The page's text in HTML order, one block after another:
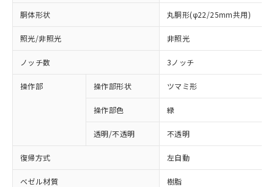
胴体形状 丸胴形(φ22/25mm共用)
照光/非照光 非照光
ノッチ数 3ノッチ
操作部 操作部形状 ツマミ形
操作部色 緑
透明/不透明 不透明
復帰方式 左自動
ベゼル材質 樹脂